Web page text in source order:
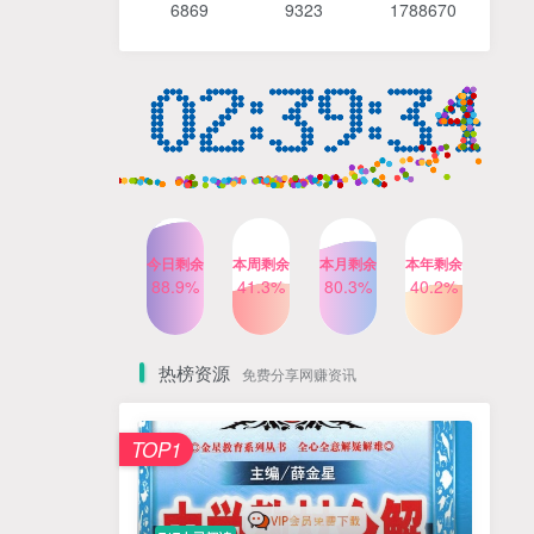
4个月前 487人已阅读
3个月前 420人已阅读
清华帅爸数学思维（抖音）|
小学+初中课程视频合集
乐乐课堂小学奥数1-6年级
动画课程715集+配套练习册
高清PDF
6个月前 412人已阅读
TOP6
6869 9323 1788670
今日剩余
88.9%
本周剩余
41.3%
本月剩余
80.3%
本年剩余
40.2%
热榜资源 免费分享网赚资讯
TOP1